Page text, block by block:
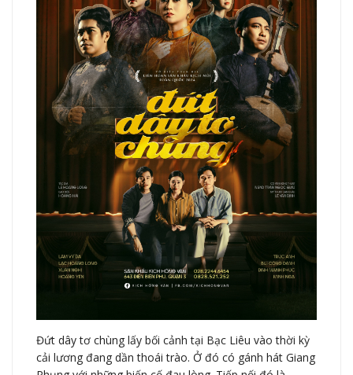
Đứt dây tơ chùng lấy bối cảnh tại Bạc Liêu vào thời kỳ
cải lương đang dần thoái trào. Ở đó có gánh hát Giang